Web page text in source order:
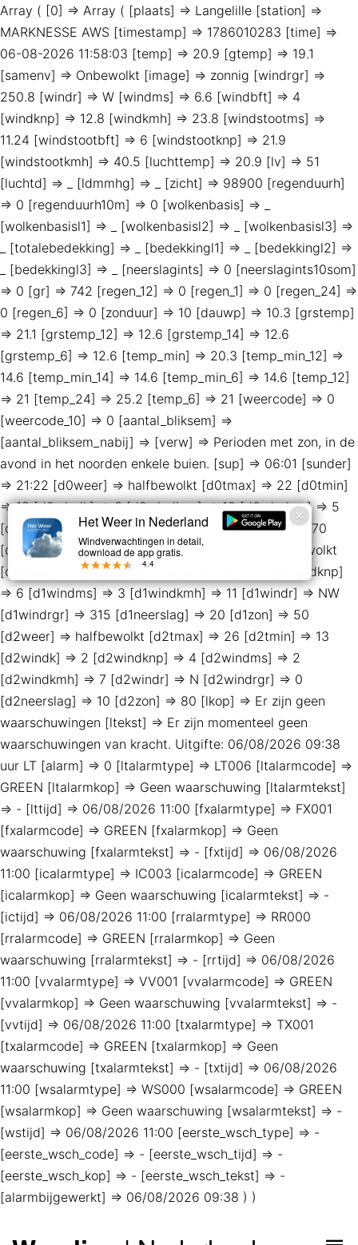
Array ( [0] => Array ( [plaats] => Langelille [station] =>
MARKNESSE AWS [timestamp] => 1786010283 [time] =>
06-08-2026 11:58:03 [temp] => 20.9 [gtemp] => 19.1
[samenv] => Onbewolkt [image] => zonnig [windrgr] =>
250.8 [windr] => W [windms] => 6.6 [windbft] => 4
[windknp] => 12.8 [windkmh] => 23.8 [windstootms] =>
11.24 [windstootbft] => 6 [windstootknp] => 21.9
[windstootkmh] => 40.5 [luchttemp] => 20.9 [lv] => 51
[luchtd] => _ [ldmmhg] => _ [zicht] => 98900 [regenduurh]
=> 0 [regenduurh10m] => 0 [wolkenbasis] => _
[wolkenbasisl1] => _ [wolkenbasisl2] => _ [wolkenbasisl3] =>
_ [totalebedekking] => _ [bedekkingl1] => _ [bedekkingl2] =>
_ [bedekkingl3] => _ [neerslagints] => 0 [neerslagints10som]
=> 0 [gr] => 742 [regen_12] => 0 [regen_1] => 0 [regen_24] =>
0 [regen_6] => 0 [zonduur] => 10 [dauwp] => 10.3 [grstemp]
=> 21.1 [grstemp_12] => 12.6 [grstemp_14] => 12.6
[grstemp_6] => 12.6 [temp_min] => 20.3 [temp_min_12] =>
14.6 [temp_min_14] => 14.6 [temp_min_6] => 14.6 [temp_12]
=> 21 [temp_24] => 25.2 [temp_6] => 21 [weercode] => 0
[weercode_10] => 0 [aantal_bliksem] =>
[aantal_bliksem_nabij] => [verw] => Perioden met zon, in de
avond in het noorden enkele buien. [sup] => 06:01 [sunder]
=> 21:22 [d0weer] => halfbewolkt [d0tmax] => 22 [d0tmin]
=> 13 [d0windk] => 3 [d0windknp] => 10 [d0windms] => 5
[d0windkmh] => 19 [d0windr] => W [d0windrgr] => 270
[d0neerslag] => 4 [d0zon] => 53 [d1weer] => halfbewolkt
[d1tmax] => 23 [d1tmin] => 14 [d1windk] => 2 [d1windknp]
=> 6 [d1windms] => 3 [d1windkmh] => 11 [d1windr] => NW
[d1windrgr] => 315 [d1neerslag] => 20 [d1zon] => 50
[d2weer] => halfbewolkt [d2tmax] => 26 [d2tmin] => 13
[d2windk] => 2 [d2windknp] => 4 [d2windms] => 2
[d2windkmh] => 7 [d2windr] => N [d2windrgr] => 0
[d2neerslag] => 10 [d2zon] => 80 [lkop] => Er zijn geen
waarschuwingen [ltekst] => Er zijn momenteel geen
waarschuwingen van kracht. Uitgifte: 06/08/2026 09:38
uur LT [alarm] => 0 [ltalarmtype] => LT006 [ltalarmcode] =>
GREEN [ltalarmkop] => Geen waarschuwing [ltalarmtekst]
=> - [lttijd] => 06/08/2026 11:00 [fxalarmtype] => FX001
[fxalarmcode] => GREEN [fxalarmkop] => Geen
waarschuwing [fxalarmtekst] => - [fxtijd] => 06/08/2026
11:00 [icalarmtype] => IC003 [icalarmcode] => GREEN
[icalarmkop] => Geen waarschuwing [icalarmtekst] => -
[ictijd] => 06/08/2026 11:00 [rralarmtype] => RR000
[rralarmcode] => GREEN [rralarmkop] => Geen
waarschuwing [rralarmtekst] => - [rrtijd] => 06/08/2026
11:00 [vvalarmtype] => VV001 [vvalarmcode] => GREEN
[vvalarmkop] => Geen waarschuwing [vvalarmtekst] => -
[vvtijd] => 06/08/2026 11:00 [txalarmtype] => TX001
[txalarmcode] => GREEN [txalarmkop] => Geen
waarschuwing [txalarmtekst] => - [txtijd] => 06/08/2026
11:00 [wsalarmtype] => WS000 [wsalarmcode] => GREEN
[wsalarmkop] => Geen waarschuwing [wsalarmtekst] => -
[wstijd] => 06/08/2026 11:00 [eerste_wsch_type] => -
[eerste_wsch_code] => - [eerste_wsch_tijd] => -
[eerste_wsch_kop] => - [eerste_wsch_tekst] => -
[alarmbijgewerkt] => 06/08/2026 09:38 ) )
Het Weer in Nederland
Windverwachtingen in detail,
download de app gratis.
4.4